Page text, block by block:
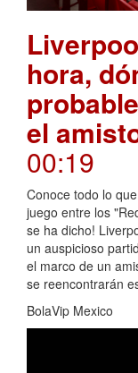
hora,
el
00:19
Conoce todo lo
juego entre los
se ha dicho!
un auspicioso
el marco de un
se reencontrarán
BolaVip Mexico